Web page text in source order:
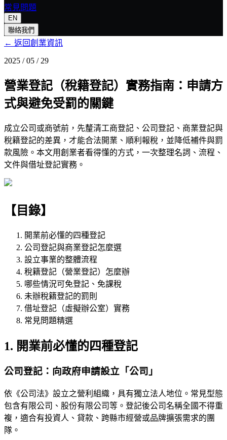
常見問題
EN
聯絡我們
← 返回創業資訊
2025 / 05 / 29
營業登記（稅籍登記）實務指南：申請方
式與避免受罰的關鍵
成立公司或商號前，先釐清工商登記、公司登記、商業登記與
稅籍登記的差異，才能合法開業、順利報稅，並降低補件與罰
款風險。本文用創業者看得懂的方式，一次整理名詞、流程、
文件與借址登記實務。
【目錄】
開業前必懂的四種登記
公司登記與商業登記怎麼選
設立事業的整體流程
稅籍登記（營業登記）怎麼辦
哪些情況可免登記、免課稅
未辦稅籍登記的罰則
借址登記（虛擬辦公室）實務
常見問題精選
1. 開業前必懂的四種登記
公司登記：向政府申請設立「公司」
依《公司法》設立之營利組織，具有獨立法人地位。常見型態
包含有限公司、股份有限公司等。登記後公司名稱全國不得重
複，適合有投資人、貸款、跨縣市經營或品牌擴張需求的團
隊。